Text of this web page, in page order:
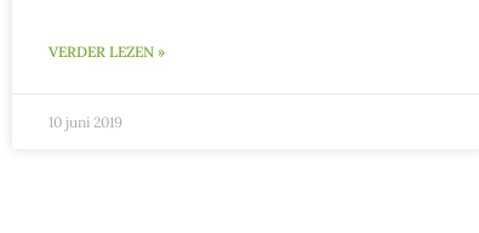
VERDER LEZEN »
10 juni 2019